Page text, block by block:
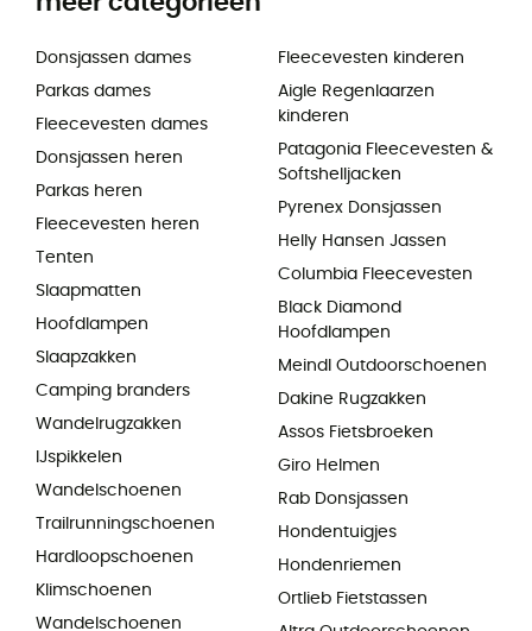
Donsjassen dames
Parkas dames
Fleecevesten dames
Donsjassen heren
Parkas heren
Fleecevesten heren
Tenten
Slaapmatten
Hoofdlampen
Slaapzakken
Camping branders
Wandelrugzakken
IJspikkelen
Wandelschoenen
Trailrunningschoenen
Hardloopschoenen
Klimschoenen
Wandelschoenen
Fleecevesten kinderen
Aigle Regenlaarzen
kinderen
Patagonia Fleecevesten &
Softshelljacken
Pyrenex Donsjassen
Helly Hansen Jassen
Columbia Fleecevesten
Black Diamond
Hoofdlampen
Meindl Outdoorschoenen
Dakine Rugzakken
Assos Fietsbroeken
Giro Helmen
Rab Donsjassen
Hondentuigjes
Hondenriemen
Ortlieb Fietstassen